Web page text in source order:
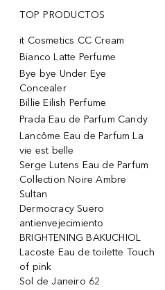
TOP PRODUCTOS
it Cosmetics CC Cream
Bianco Latte Perfume
Bye bye Under Eye
Concealer
Billie Eilish Perfume
Prada Eau de Parfum Candy
Lancôme Eau de Parfum La
vie est belle
Serge Lutens Eau de Parfum
Collection Noire Ambre
Sultan
Dermocracy Suero
antienvejecimiento
BRIGHTENING BAKUCHIOL
Lacoste Eau de toilette Touch
of pink
Sol de Janeiro 62